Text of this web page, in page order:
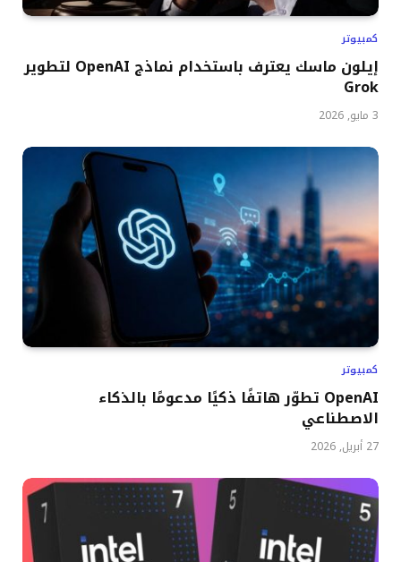
كمبيوتر
إيلون ماسك يعترف باستخدام نماذج OpenAI لتطوير
Grok
3 مايو, 2026
كمبيوتر
OpenAI تطوّر هاتفًا ذكيًا مدعومًا بالذكاء
الاصطناعي
27 أبريل, 2026